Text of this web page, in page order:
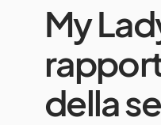
My
della